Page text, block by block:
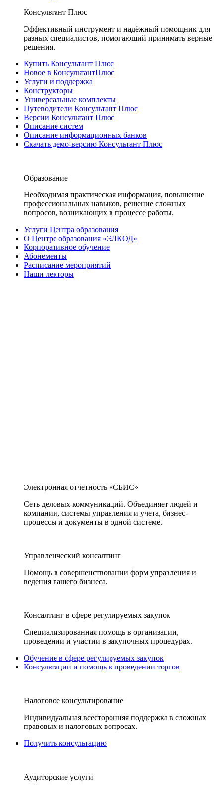
Консультант Плюс
Эффективный инструмент и надёжный помощник для
разных специалистов, помогающий принимать верные
решения.
Купить Консультант Плюс
Новое в КонсультантПлюс
Услуги и поддержка
Конструкторы
Универсальные комплекты
Путеводители Консультант Плюс
Версии Консультант Плюс
Описание систем
Описание информационных банков
Скачать демо-версию Консультант Плюс
Образование
Необходимая практическая информация, повышение
профессиональных навыков, решение сложных
вопросов, возникающих в процессе работы.
Услуги Центра образования
О Центре образования «ЭЛКОД»
Корпоративное обучение
Абонементы
Расписание мероприятий
Наши лекторы
Электронная отчетность «СБИС»
Сеть деловых коммуникаций. Объединяет людей и
компании, системы управления и учета, бизнес-
процессы и документы в одной системе.
Управленческий консалтинг
Помощь в совершенствовании форм управления и
ведения вашего бизнеса.
Консалтинг в сфере регулируемых закупок
Специализированная помощь в организации,
проведении и участии в закупочных процедурах.
Обучение в сфере регулируемых закупок
Консультации и помощь в проведении торгов
Налоговое консультирование
Индивидуальная всесторонняя поддержка в сложных
правовых и налоговых вопросах.
Получить консультацию
Аудиторские услуги